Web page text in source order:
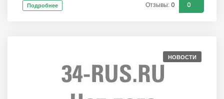
Подробнее Отзывы: 0 0
НОВОСТИ